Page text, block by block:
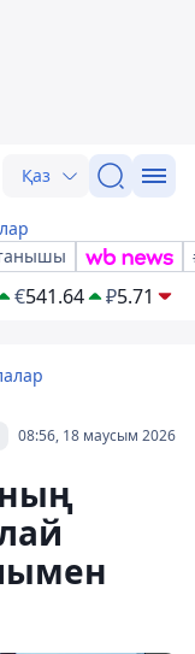
Қаз
€541.64 ₽5.71
08:56, 18 маусым 2026